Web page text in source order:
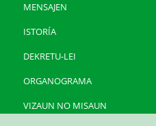
MENSAJEN
ISTORÍA
DEKRETU-LEI
ORGANOGRAMA
VIZAUN NO MISAUN